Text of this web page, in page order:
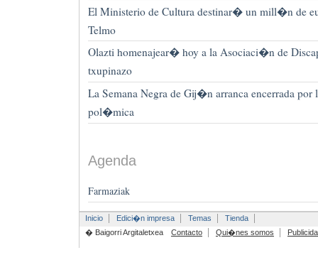
El Ministerio de Cultura destinar� un mill�n de
Telmo
Olazti homenajear� hoy a la Asociaci�n de
txupinazo
La Semana Negra de Gij�n arranca encerrada por
pol�mica
Agenda
Farmaziak
Inicio Edici�n impresa Temas
Tienda
� Baigorri Argitaletxea
Contacto Qui�nes somos